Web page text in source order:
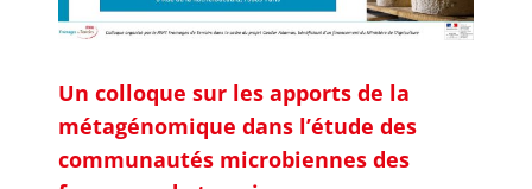
Un colloque sur les apports de la
métagénomique dans l’étude des
communautés microbiennes des